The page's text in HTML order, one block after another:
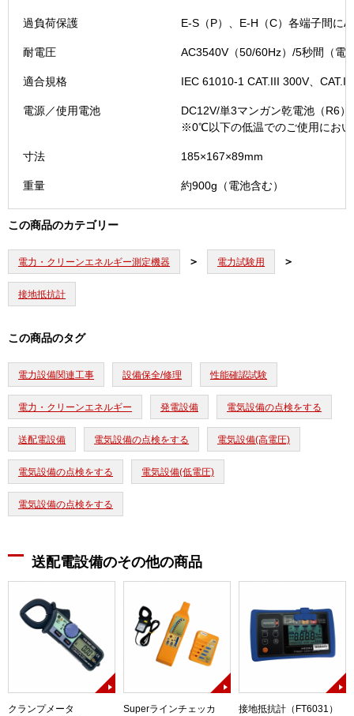
過負荷保護 E-S（P）、E-H（C）各端子間に
耐電圧 AC3540V（50/60Hz）/5秒間（電
適合規格 IEC 61010-1 CAT.III 300V、
電源／使用電池
DC12V/単3マンガン乾電池（R6
※0℃以下の低温でのご使用におい
寸法 185×167×89mm
重量 約900g（電池含む）
この商品のカテゴリー
電力・クリーンエネルギー測定機器 電力試験用
接地抵抗計
この商品のタグ
電力設備関連工事 設備保全/修理 性能確認試験
電力・クリーンエネルギー 発電設備 電気設備の点検をする
送配電設備 電気設備の点検をする 電気設備(高電圧)
電気設備の点検をする 電気設備(低電圧)
電気設備の点検をする
送配電設備のその他の商品
クランプメータ
Superラインチェッカ
接地抵抗計（FT6031）